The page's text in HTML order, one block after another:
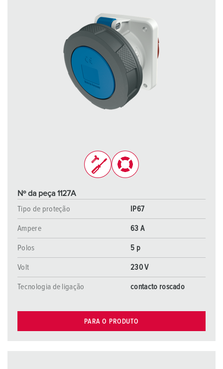
Nº da peça 1127A
Tipo de proteção
IP67
Ampere 63 A
Polos 5 p
Volt 230 V
Tecnologia de ligação contacto roscado
PARA O PRODUTO